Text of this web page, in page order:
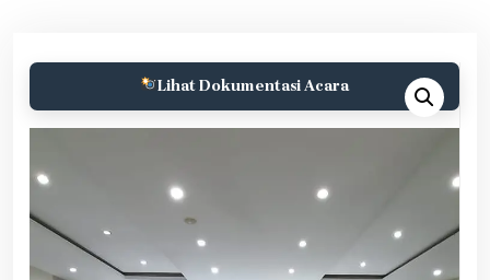
Lihat Dokumentasi Acara